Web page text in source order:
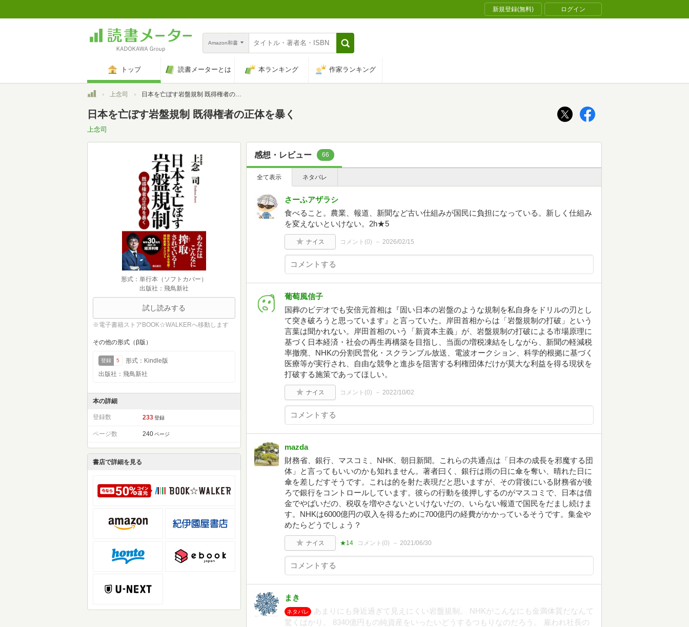
新規登録(無料) ログイン
Amazon和書
トップ 読書メーターとは 本ランキング 作家ランキング
トップ上念司 日本を亡ぼす岩盤規制 既得権者の正体を暴く
日本を亡ぼす岩盤規制 既得権者の正体を暴く
上念司
形式：単行本（ソフトカバー）
出版社：飛鳥新社
試し読みする
※電子書籍ストアBOOK☆WALKERへ移動します
その他の形式（β版）
登録 5
形式：Kindle版
出版社：飛鳥新社
本の詳細
登録数 233 登録
ページ数 240 ページ
書店で詳細を見る
感想・レビュー 66
全て表示 ネタバレ
さーふアザラシ
食べること。農業、報道、新聞など古い仕組みが国民に負担になっている。新しく仕組み
を変えないといけない。2h★5
ナイス コメント(0) 2026/02/15
葡萄風信子
国葬のビデオでも安倍元首相は『固い日本の岩盤のような規制を私自身をドリルの刃とし
て突き破ろうと思っています』と言っていた。岸田首相からは「岩盤規制の打破」という
言葉は聞かれない。岸田首相のいう「新資本主義」が、岩盤規制の打破による市場原理に
基づく日本経済・社会の再生再構築を目指し、当面の増税凍結をしながら、新聞の軽減税
率撤廃、NHKの分割民営化・スクランブル放送、電波オークション、科学的根拠に基づく
医療等が実行され、自由な競争と進歩を阻害する利権団体だけが莫大な利益を得る現状を
打破する施策であってほしい。
ナイス コメント(0) 2022/10/02
mazda
財務省、銀行、マスコミ、NHK、朝日新聞。これらの共通点は「日本の成長を邪魔する団
体」と言ってもいいのかも知れません。著者曰く、銀行は雨の日に傘を奪い、晴れた日に
傘を差しだすそうです。これは的を射た表現だと思いますが、その背後にいる財務省が後
ろで銀行をコントロールしています。彼らの行動を後押しするのがマスコミで、日本は借
金でやばいだの、税収を増やさないといけないだの、いらない報道で国民をだまし続けま
す。NHKは6000億円の収入を得るために700億円の経費がかかっているそうです。集金や
めたらどうでしょう？
ナイス ★14 コメント(0) 2021/06/30
まき
ネタバレ
あまりにも身近過ぎて見えにくい岩盤規制。 NHKがこんなにも金満体質だなんて
驚くばかり。 8340億円もの純資産をいったいどうするつもりなのだろう。 雇われ社長の